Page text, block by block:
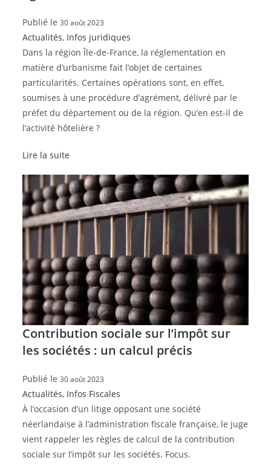
Publié le30 août 2023
Actualités, Infos juridiques
Dans la région Île-de-France, la réglementation en
matière d’urbanisme fait l’objet de certaines
particularités. Certaines opérations sont, en effet,
soumises à une procédure d’agrément, délivré par le
préfet du département ou de la région. Qu’en est-il de
l’activité hôtelière ?
Lire la suite
Contribution sociale sur l’impôt sur
les sociétés : un calcul précis
Publié le30 août 2023
Actualités, Infos Fiscales
À l’occasion d’un litige opposant une société
néerlandaise à l’administration fiscale française, le juge
vient rappeler les règles de calcul de la contribution
sociale sur l’impôt sur les sociétés. Focus.